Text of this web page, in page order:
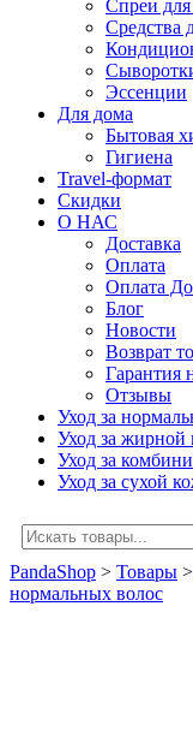
Спреи для
Средства
Эссенции
Для дома
Бытовая
Гигиена
Travel-формат
Скидки
О НАС
Доставка
Оплата
Оплата
Блог
Новости
Возврат
Гарантия
Отзывы
Уход за
Уход за жирной
Уход за
Уход за сухой
PandaShop > Товары >
нормальных волос